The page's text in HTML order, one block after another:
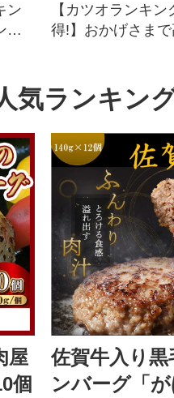
ン
1
ト
【カツオランキ
得!】おかげさま
んや柑橘だけじゃ
でとれたかつおは
も負けない鮮度で
の旨味を存分に楽
形や大きさは不揃
味は訳なし!人気
たきをどうぞご賞
い。鰹のタタキ
冷凍 小分け カツ
り 骨なし たたき
気ランキン
屋
個
佐賀牛入り黒
ンバーグ「